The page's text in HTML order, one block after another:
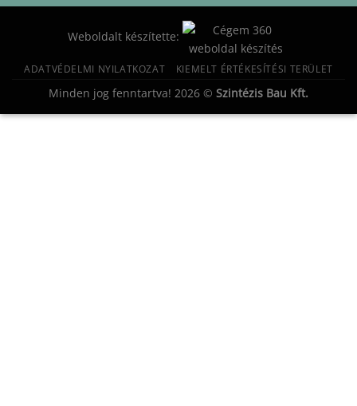
Weboldalt készítette:
ADATVÉDELMI NYILATKOZAT KIEMELT ÉRTÉKESÍTÉSI TERÜLET
Minden jog fenntartva! 2026 © Szintézis Bau Kft.